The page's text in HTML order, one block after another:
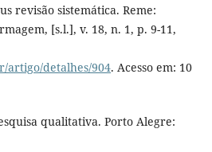
revisão sistemática. Reme:
[s.l.], v. 18, n. 1, p. 9-11,
artigo/detalhes/904. Acesso em: 10
qualitativa. Porto Alegre: